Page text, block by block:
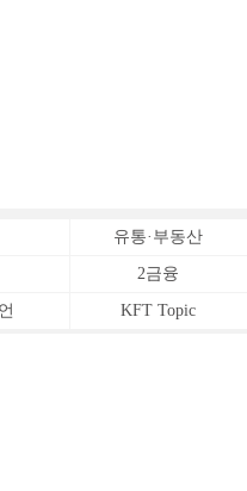
유통·부동산
2금융
KFT Topic